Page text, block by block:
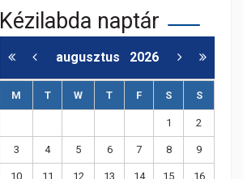
Kézilabda naptár
augusztus 2026
M T W T F S S
1 2
3 4 5 6 7 8 9
10 11 12 13 14 15 16